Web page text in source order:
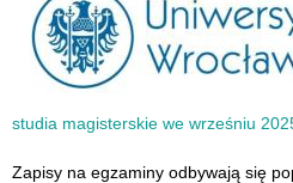
studia magisterskie we wrześniu
Zapisy na egzaminy odbywają się